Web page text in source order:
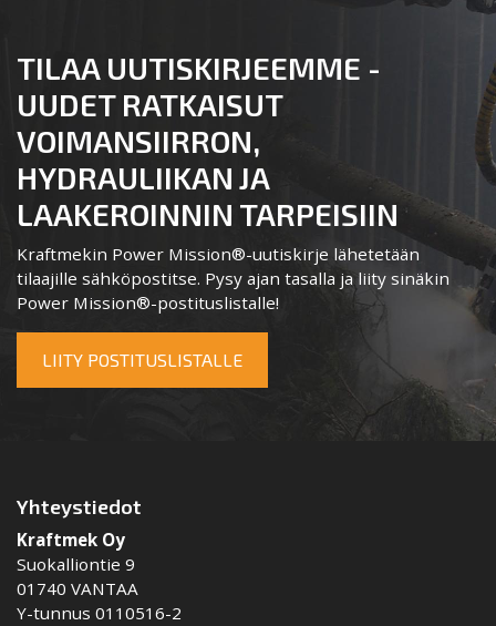
TILAA UUTISKIRJEEMME -
UUDET RATKAISUT
VOIMANSIIRRON,
HYDRAULIIKAN JA
LAAKEROINNIN TARPEISIIN
Kraftmekin Power Mission®-uutiskirje lähetetään
tilaajille sähköpostitse. Pysy ajan tasalla ja liity sinäkin
Power Mission®-postituslistalle!
LIITY POSTITUSLISTALLE
Yhteystiedot
Kraftmek Oy
Suokalliontie 9
01740 VANTAA
Y-tunnus 0110516-2